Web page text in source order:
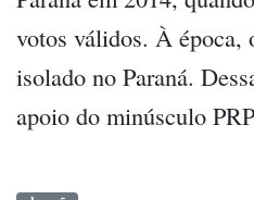
votos válidos. À época,
isolado no Paraná.
apoio do minúsculo